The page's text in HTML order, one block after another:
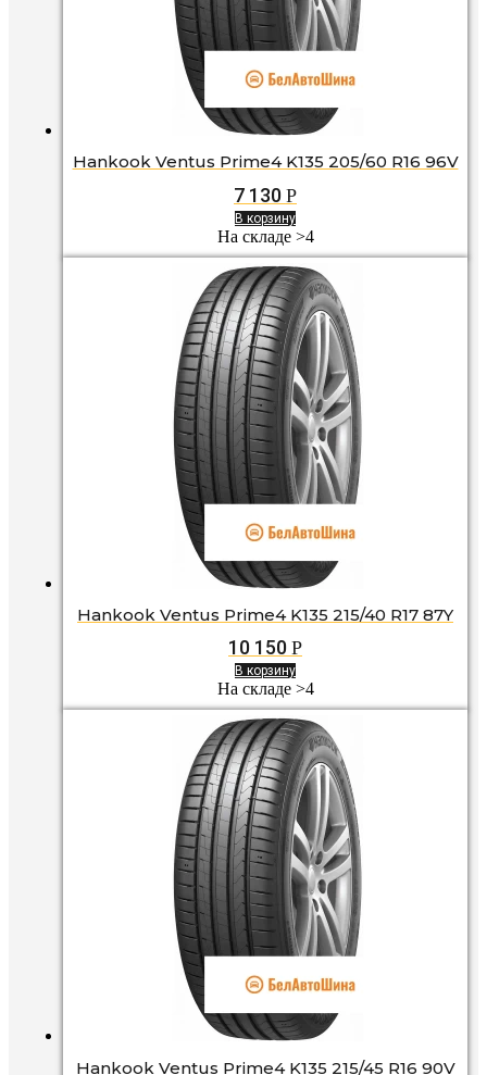
Hankook Ventus Prime4 K135 205/60 R16 96V
7 130 Р
В корзину
На складе >4
Hankook Ventus Prime4 K135 215/40 R17 87Y
10 150 Р
В корзину
На складе >4
Hankook Ventus Prime4 K135 215/45 R16 90V